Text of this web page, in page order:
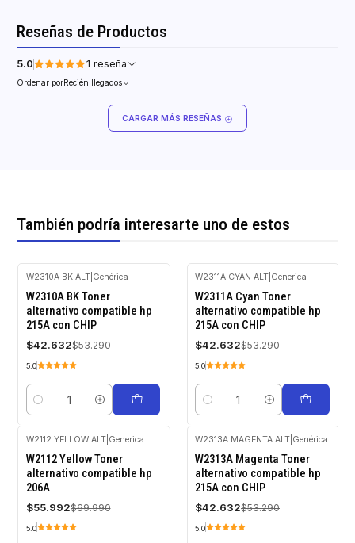
Reseñas de Productos
5.0 1 reseña
Ordenar porRecién llegados
CARGAR MÁS RESEÑAS
También podría interesarte uno de estos
-20%
OFF
W2310A BK ALT| Genérica
W2310A BK Toner
alternativo compatible hp
215A con CHIP
$42.632$53.290
5.0
Cantidad
-20%
OFF
W2311A CYAN ALT Generica
W2311A Cyan Toner
alternativo compatible hp
215A con CHIP
$42.632$53.290
5.0
Cantidad
-20%
OFF
W2112 YELLOW ALT| Generica
W2112 Yellow Toner
alternativo compatible hp
206A
$55.992$69.990
5.0
-20%
OFF
W2313A MAGENTA ALT Genérica
W2313A Magenta Toner
alternativo compatible hp
215A con CHIP
$42.632$53.290
5.0